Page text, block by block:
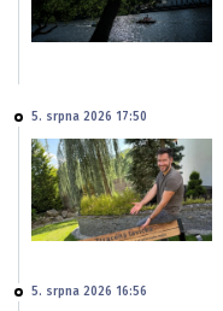
5. srpna 2026 17:50
5. srpna 2026 16:56